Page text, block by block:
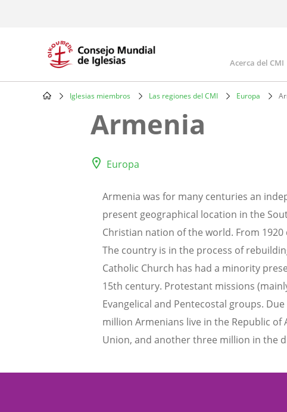
Main
Acerca del CMI
Breadcrumb
Iglesias miembros Las regiones del CMI Europa
Armenia
Europa
Armenia was for many centuries an
present geographical location in the
Christian nation of the world. From
The country is in the process of
Catholic Church has had a minority
15th century. Protestant missions
Evangelical and Pentecostal groups.
million Armenians live in the Republic
Union, and another three million in the